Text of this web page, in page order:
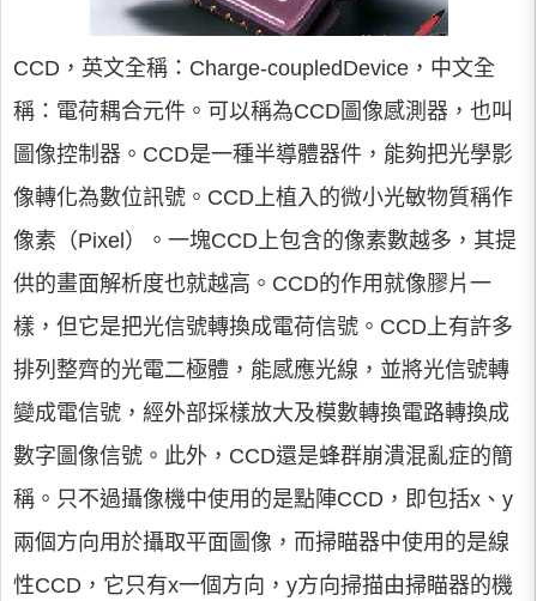
CCD，英文全稱：Charge-coupledDevice，中文全
稱：電荷耦合元件。可以稱為CCD圖像感測器，也叫
圖像控制器。CCD是一種半導體器件，能夠把光學影
像轉化為數位訊號。CCD上植入的微小光敏物質稱作
像素（Pixel）。一塊CCD上包含的像素數越多，其提
供的畫面解析度也就越高。CCD的作用就像膠片一
樣，但它是把光信號轉換成電荷信號。CCD上有許多
排列整齊的光電二極體，能感應光線，並將光信號轉
變成電信號，經外部採樣放大及模數轉換電路轉換成
數字圖像信號。此外，CCD還是蜂群崩潰混亂症的簡
稱。只不過攝像機中使用的是點陣CCD，即包括x、y
兩個方向用於攝取平面圖像，而掃瞄器中使用的是線
性CCD，它只有x一個方向，y方向掃描由掃瞄器的機